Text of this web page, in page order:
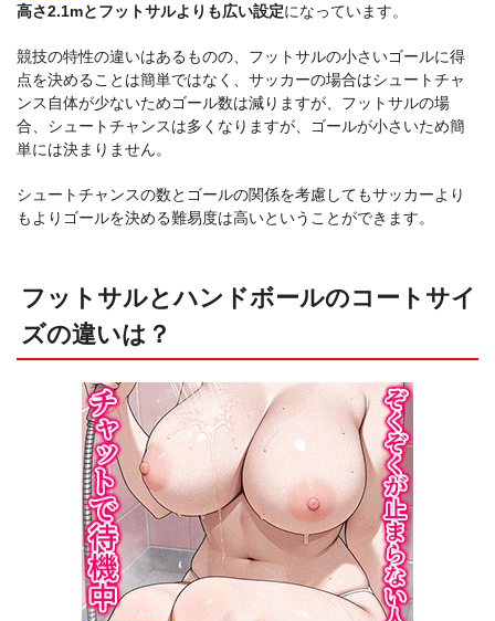
高さ2.1mとフットサルよりも広い設定になっています。
競技の特性の違いはあるものの、フットサルの小さいゴールに得
点を決めることは簡単ではなく、サッカーの場合はシュートチャ
ンス自体が少ないためゴール数は減りますが、フットサルの場
合、シュートチャンスは多くなりますが、ゴールが小さいため簡
単には決まりません。
シュートチャンスの数とゴールの関係を考慮してもサッカーより
もよりゴールを決める難易度は高いということができます。
フットサルとハンドボールのコートサイ
ズの違いは？